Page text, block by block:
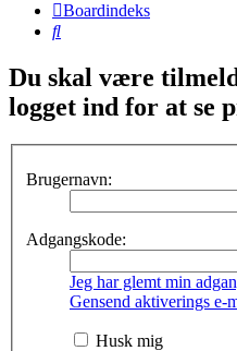
Boardindeks
Søg
Du skal være
logget ind for at se
Brugernavn:
Adgangskode:
Jeg har glemt min
Gensend aktiverings e-
Husk mig